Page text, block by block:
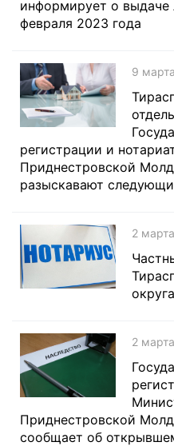
информирует о выдаче
февраля 2023 года
9
регистрации и
Приднестровской
разыскавают
2
2
Приднестровской
сообщает об